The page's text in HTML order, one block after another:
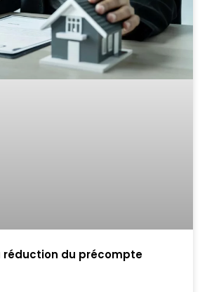
réduction du précompte